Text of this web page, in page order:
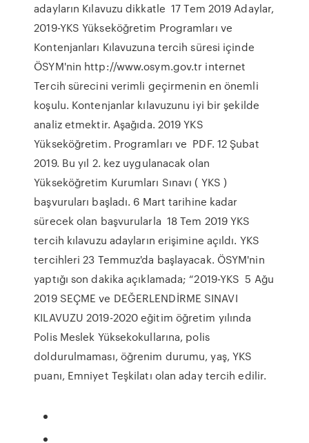
adayların Kılavuzu dikkatle 17 Tem 2019 Adaylar,
2019-YKS Yükseköğretim Programları ve
Kontenjanları Kılavuzuna tercih süresi içinde
ÖSYM'nin http://www.osym.gov.tr internet
Tercih sürecini verimli geçirmenin en önemli
koşulu. Kontenjanlar kılavuzunu iyi bir şekilde
analiz etmektir. Aşağıda. 2019 YKS
Yükseköğretim. Programları ve PDF. 12 Şubat
2019. Bu yıl 2. kez uygulanacak olan
Yükseköğretim Kurumları Sınavı ( YKS )
başvuruları başladı. 6 Mart tarihine kadar
sürecek olan başvurularla 18 Tem 2019 YKS
tercih kılavuzu adayların erişimine açıldı. YKS
tercihleri 23 Temmuz'da başlayacak. ÖSYM'nin
yaptığı son dakika açıklamada; “2019-YKS 5 Ağu
2019 SEÇME ve DEĞERLENDİRME SINAVI
KILAVUZU 2019-2020 eğitim öğretim yılında
Polis Meslek Yüksekokullarına, polis
doldurulmaması, öğrenim durumu, yaş, YKS
puanı, Emniyet Teşkilatı olan aday tercih edilir.